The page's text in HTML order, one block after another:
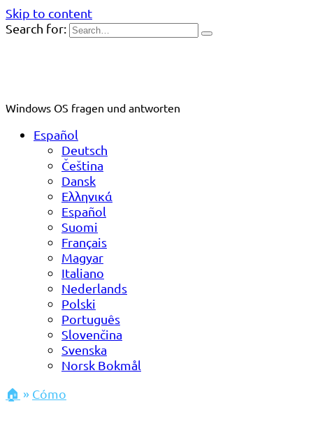
Skip to content
Search for:
Windows OS fragen und antworten
Español
Deutsch
Čeština
Dansk
Ελληνικά
Español
Suomi
Français
Magyar
Italiano
Nederlands
Polski
Português
Slovenčina
Svenska
Norsk Bokmål
🏠 » Cómo